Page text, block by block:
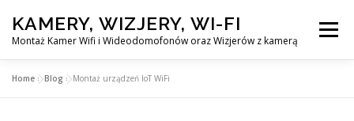
content
KAMERY, WIZJERY, WI-FI
Montaż Kamer Wifi i Wideodomofonów oraz Wizjerów z kamerą
Menu
Home »Blog »Montaż urządzeń IoT WiFi